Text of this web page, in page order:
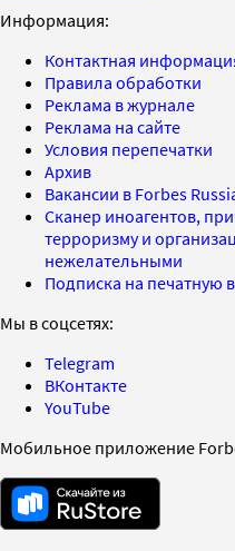
Информация:
Контактная
Правила обработки
Реклама в журнале
Реклама на сайте
Условия перепечатки
Архив
Вакансии в Forbes
Сканер иноагентов,
терроризму и
нежелательными
Подписка на печатную
Мы в соцсетях:
Telegram
ВКонтакте
YouTube
Мобильное приложение